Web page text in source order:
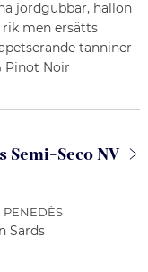
jordgubbar, hallon
rik men ersätts
tanniner
Pinot Noir
Semi-Seco NV
, PENEDÈS
Sards